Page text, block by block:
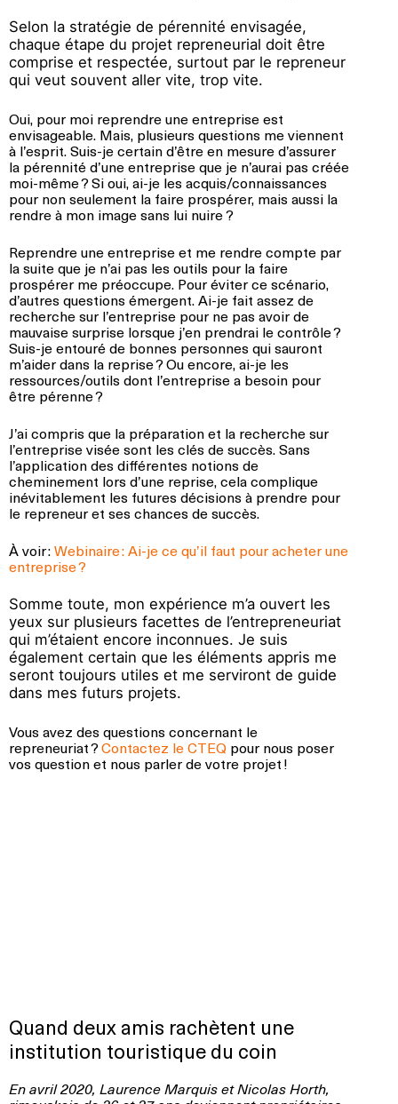
Selon la stratégie de pérennité envisagée,
chaque étape du projet repreneurial doit être
comprise et respectée, surtout par le repreneur
qui veut souvent aller vite, trop vite.
Oui, pour moi reprendre une entreprise est
envisageable. Mais, plusieurs questions me viennent
à l’esprit. Suis-je certain d’être en mesure d’assurer
la pérennité d’une entreprise que je n’aurai pas créée
moi-même ? Si oui, ai-je les acquis/connaissances
pour non seulement la faire prospérer, mais aussi la
rendre à mon image sans lui nuire ?
Reprendre une entreprise et me rendre compte par
la suite que je n’ai pas les outils pour la faire
prospérer me préoccupe. Pour éviter ce scénario,
d’autres questions émergent. Ai-je fait assez de
recherche sur l’entreprise pour ne pas avoir de
mauvaise surprise lorsque j’en prendrai le contrôle ?
Suis-je entouré de bonnes personnes qui sauront
m’aider dans la reprise ? Ou encore, ai-je les
ressources/outils dont l’entreprise a besoin pour
être pérenne ?
J’ai compris que la préparation et la recherche sur
l’entreprise visée sont les clés de succès. Sans
l’application des différentes notions de
cheminement lors d’une reprise, cela complique
inévitablement les futures décisions à prendre pour
le repreneur et ses chances de succès.
À voir :Webinaire : Ai-je ce qu’il faut pour acheter une
entreprise ?
Somme toute, mon expérience m’a ouvert les
yeux sur plusieurs facettes de l’entrepreneuriat
qui m’étaient encore inconnues. Je suis
également certain que les éléments appris me
seront toujours utiles et me serviront de guide
dans mes futurs projets.
Vous avez des questions concernant le
repreneuriat ?Contactez le CTEQ pour nous poser
vos question et nous parler de votre projet !
Quand deux amis rachètent une
institution touristique du coin
En avril 2020, Laurence Marquis et Nicolas Horth,